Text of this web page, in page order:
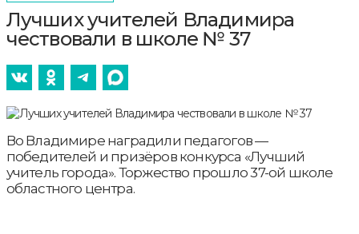
Лучших учителей Владимира
чествовали в школе № 37
Во Владимире наградили педагогов —
победителей и призёров конкурса «Лучший
учитель города». Торжество прошло 37-ой школе
областного центра.